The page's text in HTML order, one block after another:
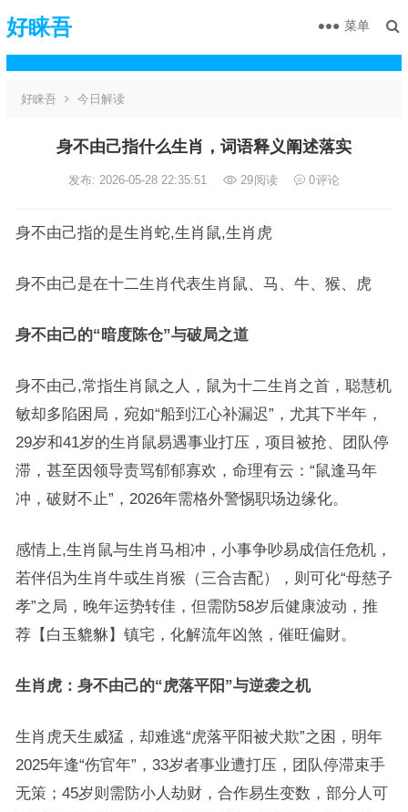
好睐吾 菜单
好睐吾 今日解读
身不由己指什么生肖，词语释义阐述落实
发布: 2026-05-28 22:35:51 29阅读 0评论
身不由己指的是生肖蛇,生肖鼠,生肖虎
身不由己是在十二生肖代表生肖鼠、马、牛、猴、虎
身不由己的“暗度陈仓”与破局之道
身不由己,常指生肖鼠之人，鼠为十二生肖之首，聪慧机
敏却多陷困局，宛如“船到江心补漏迟”，尤其下半年，
29岁和41岁的生肖鼠易遇事业打压，项目被抢、团队停
滞，甚至因领导责骂郁郁寡欢，命理有云：“鼠逢马年
冲，破财不止”，2026年需格外警惕职场边缘化。
感情上,生肖鼠与生肖马相冲，小事争吵易成信任危机，
若伴侣为生肖牛或生肖猴（三合吉配），则可化“母慈子
孝”之局，晚年运势转佳，但需防58岁后健康波动，推
荐【白玉貔貅】镇宅，化解流年凶煞，催旺偏财。
生肖虎：身不由己的“虎落平阳”与逆袭之机
生肖虎天生威猛，却难逃“虎落平阳被犬欺”之困，明年
2025年逢“伤官年”，33岁者事业遭打压，团队停滞束手
无策；45岁则需防小人劫财，合作易生变数，部分人可